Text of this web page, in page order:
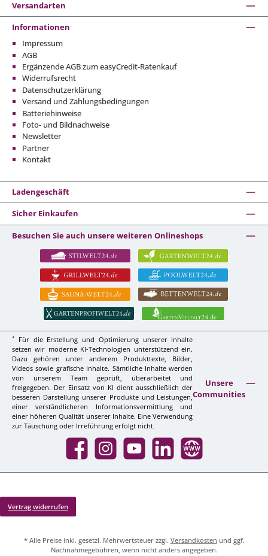
Versandarten
Informationen
Impressum
AGB
Ergänzende AGB zum easyCredit-Ratenkauf
Widerrufsrecht
Datenschutzerklärung
Versand und Zahlungsbedingungen
Batteriehinweise
Foto- und Bildnachweise
Newsletter
Partner
Kontakt
Ladengeschäft
Sicher Einkaufen
Besuchen Sie auch unsere weiteren Onlineshops
*
Für die Erstellung und Optimierung unserer Inhalte
setzen wir moderne KI-Technologien unterstützend ein.
Dazu gehören unter anderem Produkttexte, Bilder,
Videos sowie grafische Inhalte. Sämtliche Inhalte werden
von unserem Team geprüft, überarbeitet und
freigegeben. Der Einsatz von KI dient ausschließlich der
besseren Darstellung unserer Produkte und Leistungen,
einer verständlicheren Informationsvermittlung und
einer höheren Qualität unserer Inhalte. Eine Verwendung
zur Täuschung oder Irreführung erfolgt nicht.
Unsere
Communities
Facebook InstagramYouTube LinkedIn Website
Vertrag widerrufen
* Alle Preise inkl. gesetzl. Mehrwertsteuer zzgl. Versandkosten und ggf.
Nachnahmegebühren, wenn nicht anders angegeben.